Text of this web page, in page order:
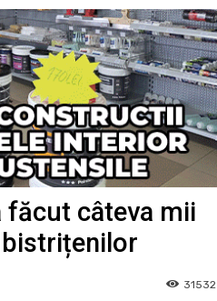
făcut câteva mii
bistrițenilor
31532